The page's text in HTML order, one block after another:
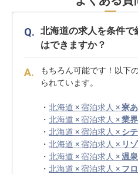
北海道の求人を条件で
はできますか？
もちろん可能です！以下
られています。
・ 北海道 × 宿泊求人 ×寮
・ 北海道 × 宿泊求人 ×業
・ 北海道 × 宿泊求人 × シ
・ 北海道 × 宿泊求人 × リ
・ 北海道 × 宿泊求人 ×温
・ 北海道 × 宿泊求人 × フ